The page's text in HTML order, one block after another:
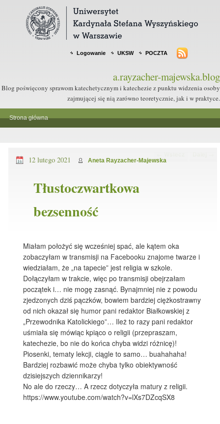
Logowanie UKSW POCZTA
a.rayzacher-majewska.blog
Blog poświęcony sprawom katechetycznym i katechezie z punktu widzenia osoby
zajmującej się nią zarówno teoretycznie, jak i w praktyce.
Strona główna
Tłustoczwartkowa
bezsenność
12 lutego 2021 Aneta Rayzacher-Majewska
Miałam położyć się wcześniej spać, ale kątem oka
zobaczyłam w transmisji na Facebooku znajome twarze i
wiedziałam, że „na tapecie” jest religia w szkole.
Dołączyłam w trakcie, więc po transmisji obejrzałam
początek i… nie mogę zasnąć. Bynajmniej nie z powodu
zjedzonych dziś pączków, bowiem bardziej ciężkostrawny
od nich okazał się humor pani redaktor Białkowskiej z
„Przewodnika Katolickiego”… Ileż to razy pani redaktor
uśmiała się mówiąc kpiąco o religii (przepraszam,
katechezie, bo nie do końca chyba widzi różnicę)!
Piosenki, tematy lekcji, ciągle to samo… buahahaha!
Bardziej rozbawić może chyba tylko obiektywność
dzisiejszych dziennikarzy!
No ale do rzeczy… A rzecz dotyczyła matury z religii.
https://www.youtube.com/watch?v=lXs7DZcqSX8